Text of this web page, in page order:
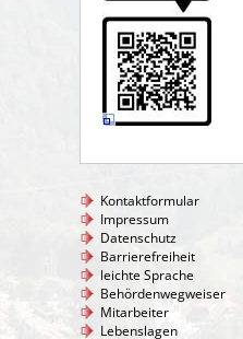
Kontaktformular
Impressum
Datenschutz
Barrierefreiheit
leichte Sprache
Behördenwegweiser
Mitarbeiter
Lebenslagen